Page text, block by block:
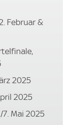
Februar &
2025
2025
Mai 2025